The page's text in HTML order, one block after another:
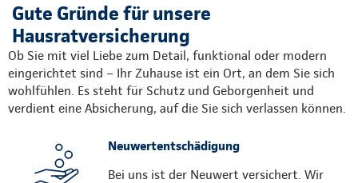
Gute Gründe für unsere
Hausratversicherung
Ob Sie mit viel Liebe zum Detail, funktional oder modern
eingerichtet sind – Ihr Zuhause ist ein Ort, an dem Sie sich
wohlfühlen. Es steht für Schutz und Geborgenheit und
verdient eine Absicherung, auf die Sie sich verlassen können.
Neuwertentschädigung
Bei uns ist der Neuwert versichert. Wir